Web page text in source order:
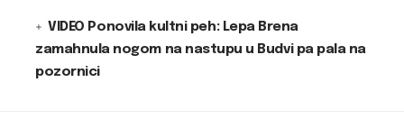
VIDEO Ponovila kultni peh: Lepa Brena
zamahnula nogom na nastupu u Budvi pa pala na
pozornici